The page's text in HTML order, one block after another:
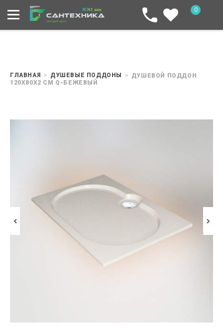
0
ГЛАВНАЯ ДУШЕВЫЕ ПОДДОНЫ
ДУШЕВОЙ ПОДДОН
120X80X2 СМ Q-БЕЖЕВЫЙ